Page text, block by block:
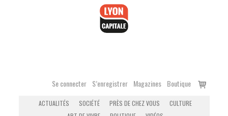
Se connecter S’enregistrer Magazines Boutique
Voir
ACTUALITÉS SOCIÉTÉ PRÈS DE CHEZ VOUS
CULTURE